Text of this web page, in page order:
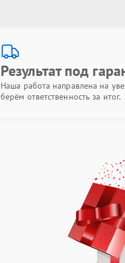
Результат под
Наша работа направлена на
берём ответственность за итог.